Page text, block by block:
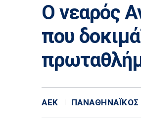
Ο νεαρός
που
ΑΕΚ ΠΑΝΑΘΗΝΑΪΚΌΣ